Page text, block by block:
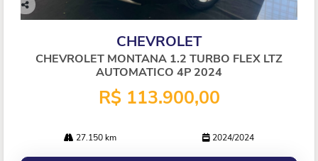
Co
CHEVROLET
CHEVROLET MONTANA 1.2 TURBO FLEX LTZ
AUTOMATICO 4P 2024
R$ 113.900,00
27.150 km 2024/2024